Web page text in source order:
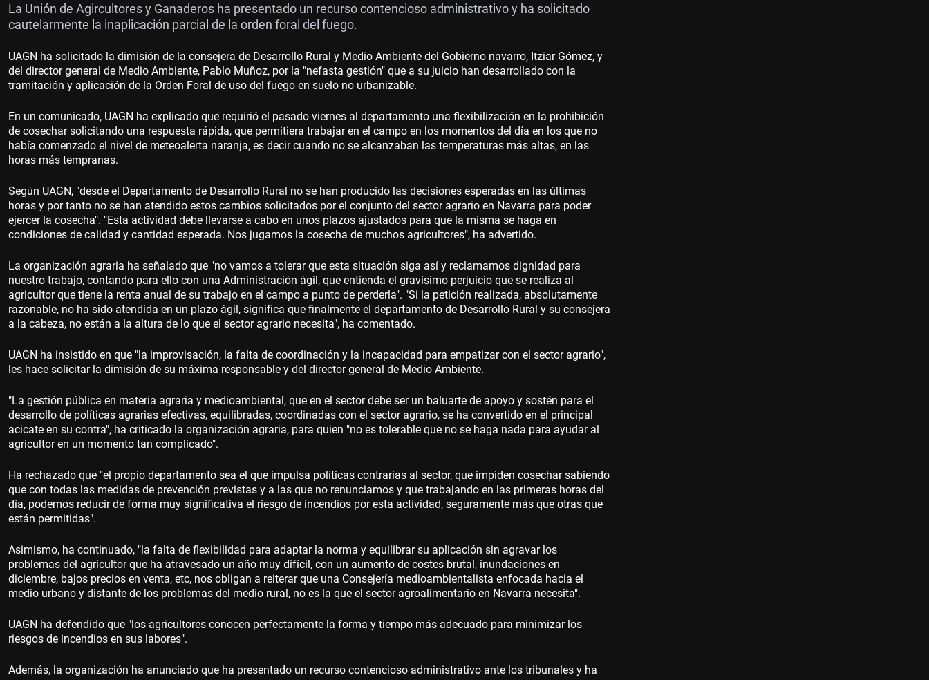
La Unión de Agircultores y Ganaderos ha presentado un recurso contencioso administrativo y ha solicitado
cautelarmente la inaplicación parcial de la orden foral del fuego.
UAGN ha solicitado la dimisión de la consejera de Desarrollo Rural y Medio Ambiente del Gobierno navarro, Itziar Gómez, y
del director general de Medio Ambiente, Pablo Muñoz, por la "nefasta gestión" que a su juicio han desarrollado con la
tramitación y aplicación de la Orden Foral de uso del fuego en suelo no urbanizable.
En un comunicado, UAGN ha explicado que requirió el pasado viernes al departamento una flexibilización en la prohibición
de cosechar solicitando una respuesta rápida, que permitiera trabajar en el campo en los momentos del día en los que no
había comenzado el nivel de meteoalerta naranja, es decir cuando no se alcanzaban las temperaturas más altas, en las
horas más tempranas.
Según UAGN, "desde el Departamento de Desarrollo Rural no se han producido las decisiones esperadas en las últimas
horas y por tanto no se han atendido estos cambios solicitados por el conjunto del sector agrario en Navarra para poder
ejercer la cosecha". "Esta actividad debe llevarse a cabo en unos plazos ajustados para que la misma se haga en
condiciones de calidad y cantidad esperada. Nos jugamos la cosecha de muchos agricultores", ha advertido.
La organización agraria ha señalado que "no vamos a tolerar que esta situación siga así y reclamamos dignidad para
nuestro trabajo, contando para ello con una Administración ágil, que entienda el gravísimo perjuicio que se realiza al
agricultor que tiene la renta anual de su trabajo en el campo a punto de perderla". "Si la petición realizada, absolutamente
razonable, no ha sido atendida en un plazo ágil, significa que finalmente el departamento de Desarrollo Rural y su consejera
a la cabeza, no están a la altura de lo que el sector agrario necesita", ha comentado.
UAGN ha insistido en que "la improvisación, la falta de coordinación y la incapacidad para empatizar con el sector agrario",
les hace solicitar la dimisión de su máxima responsable y del director general de Medio Ambiente.
"La gestión pública en materia agraria y medioambiental, que en el sector debe ser un baluarte de apoyo y sostén para el
desarrollo de políticas agrarias efectivas, equilibradas, coordinadas con el sector agrario, se ha convertido en el principal
acicate en su contra", ha criticado la organización agraria, para quien "no es tolerable que no se haga nada para ayudar al
agricultor en un momento tan complicado".
Ha rechazado que "el propio departamento sea el que impulsa políticas contrarias al sector, que impiden cosechar sabiendo
que con todas las medidas de prevención previstas y a las que no renunciamos y que trabajando en las primeras horas del
día, podemos reducir de forma muy significativa el riesgo de incendios por esta actividad, seguramente más que otras que
están permitidas".
Asimismo, ha continuado, "la falta de flexibilidad para adaptar la norma y equilibrar su aplicación sin agravar los
problemas del agricultor que ha atravesado un año muy difícil, con un aumento de costes brutal, inundaciones en
diciembre, bajos precios en venta, etc, nos obligan a reiterar que una Consejería medioambientalista enfocada hacia el
medio urbano y distante de los problemas del medio rural, no es la que el sector agroalimentario en Navarra necesita".
UAGN ha defendido que "los agricultores conocen perfectamente la forma y tiempo más adecuado para minimizar los
riesgos de incendios en sus labores".
Además, la organización ha anunciado que ha presentado un recurso contencioso administrativo ante los tribunales y ha